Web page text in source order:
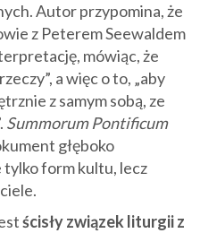
Autor przypomina, że
z Peterem Seewaldem
mówiąc, że
a więc o to, „aby
z samym sobą, ze
Summorum Pontificum
głęboko
form kultu, lecz
ścisły związek liturgii z